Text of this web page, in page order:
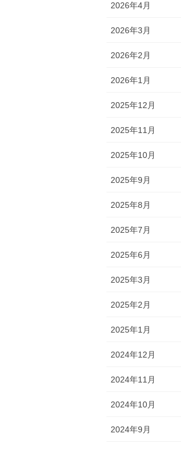
2026年4月
2026年3月
2026年2月
2026年1月
2025年12月
2025年11月
2025年10月
2025年9月
2025年8月
2025年7月
2025年6月
2025年3月
2025年2月
2025年1月
2024年12月
2024年11月
2024年10月
2024年9月